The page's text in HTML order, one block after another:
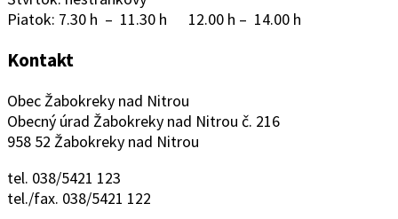
Piatok: 7.30 h – 11.30 h 12.00 h – 14.00 h
Kontakt
Obec Žabokreky nad Nitrou
Obecný úrad Žabokreky nad Nitrou č. 216
958 52 Žabokreky nad Nitrou
tel. 038/5421 123
tel./fax. 038/5421 122